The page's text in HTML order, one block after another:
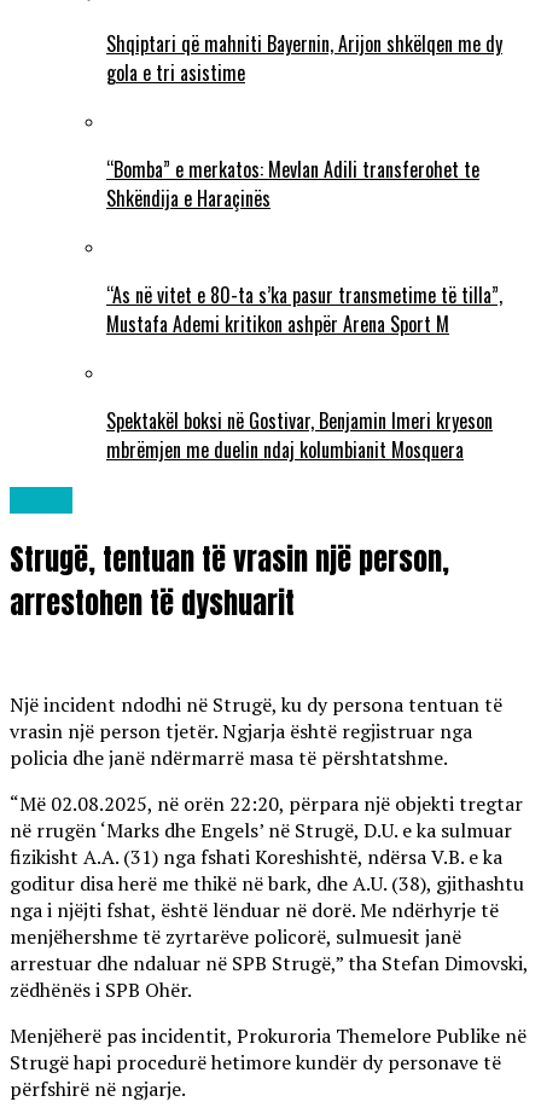
Shqiptari që mahniti Bayernin, Arijon shkëlqen me dy
gola e tri asistime
“Bomba” e merkatos: Mevlan Adili transferohet te
Shkëndija e Haraçinës
“As në vitet e 80-ta s’ka pasur transmetime të tilla”,
Mustafa Ademi kritikon ashpër Arena Sport M
Spektakël boksi në Gostivar, Benjamin Imeri kryeson
mbrëmjen me duelin ndaj kolumbianit Mosquera
Strugë, tentuan të vrasin një person,
arrestohen të dyshuarit
Një incident ndodhi në Strugë, ku dy persona tentuan të
vrasin një person tjetër. Ngjarja është regjistruar nga
policia dhe janë ndërmarrë masa të përshtatshme.
“Më 02.08.2025, në orën 22:20, përpara një objekti tregtar
në rrugën ‘Marks dhe Engels’ në Strugë, D.U. e ka sulmuar
fizikisht A.A. (31) nga fshati Koreshishtë, ndërsa V.B. e ka
goditur disa herë me thikë në bark, dhe A.U. (38), gjithashtu
nga i njëjti fshat, është lënduar në dorë. Me ndërhyrje të
menjëhershme të zyrtarëve policorë, sulmuesit janë
arrestuar dhe ndaluar në SPB Strugë,” tha Stefan Dimovski,
zëdhënës i SPB Ohër.
Menjëherë pas incidentit, Prokuroria Themelore Publike në
Strugë hapi procedurë hetimore kundër dy personave të
përfshirë në ngjarje.